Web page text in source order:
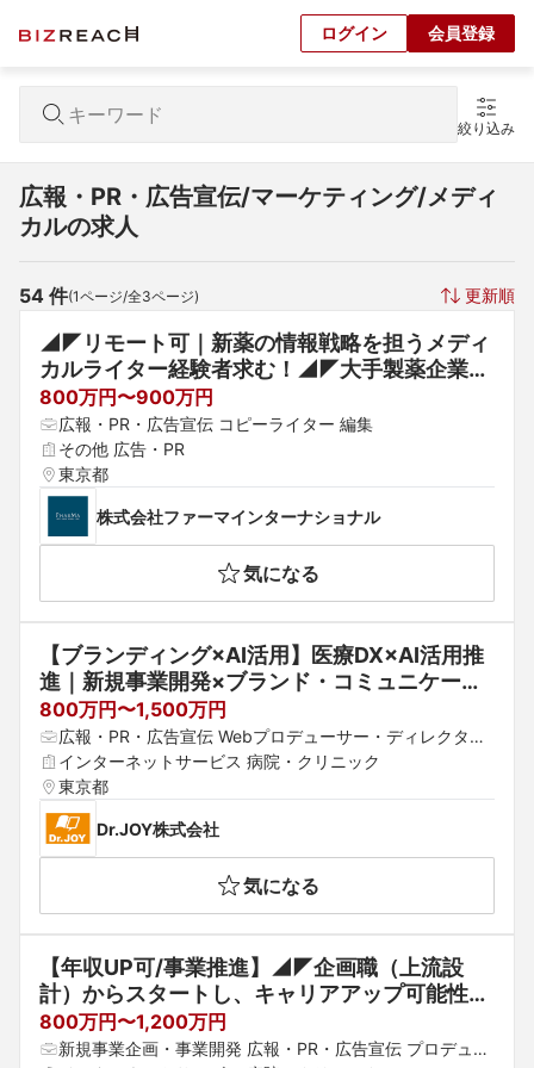
ログイン 会員登録
絞り込み
広報・PR・広告宣伝/マーケティング/メディ
カルの求人
54 件(1ページ/全3ページ) 更新順
◢◤リモート可｜新薬の情報戦略を担うメディ
カルライター経験者求む！◢◤大手製薬企業の
ベストパートナーとなるメディカルコミュニケ
ーションのスペシャリスト
800万円〜900万円
広報・PR・広告宣伝 コピーライター 編集
その他 広告・PR
東京都
株式会社ファーマインターナショナル
気になる
【ブランディング×AI活用】医療DX×AI活用推
進｜新規事業開発×ブランド・コミュニケーシ
ョンマネージャー（広報/イベント）
800万円〜1,500万円
広報・PR・広告宣伝 Webプロデューサー・ディレクター
プロデューサー・ディレクター
インターネットサービス 病院・クリニック
東京都
Dr.JOY株式会社
気になる
【年収UP可/事業推進】◢◤企画職（上流設
計）からスタートし、キャリアアップ可能性有
◢◤AIを積極活用して業務範囲を広げていきた
い方！
800万円〜1,200万円
新規事業企画・事業開発 広報・PR・広告宣伝 プロデュー